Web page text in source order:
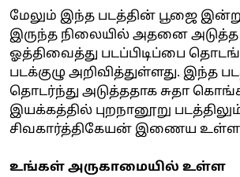
மேலும் இந்த படத்தின் பூஜை
இருந்த நிலையில் அதனை அடுத்த
ஓத்திவைத்து படப்பிடிப்பை
படக்குழு அறிவித்துள்ளது. இந்த
தொடர்ந்து அடுத்ததாக சுதா
இயக்கத்தில் புறநானூறு
சிவகார்த்திகேயன் இணைய
உங்கள் அருகாமையில் உள்ள